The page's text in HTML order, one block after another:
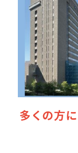
多くの方